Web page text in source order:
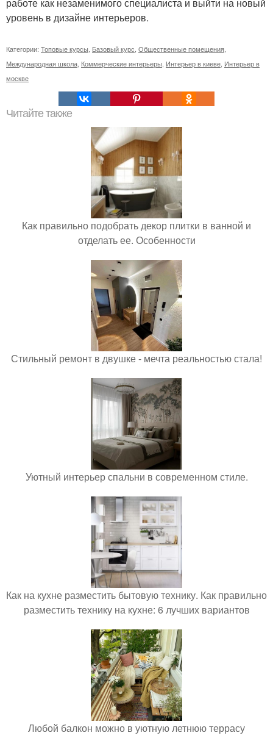
работе как незаменимого специалиста и выйти на новый
уровень в дизайне интерьеров.
Категории: Топовые курсы, Базовый курс, Общественные помещения,
Международная школа, Коммерческие интерьеры, Интерьер в киеве, Интерьер в
москве
Читайте также
Как правильно подобрать декор плитки в ванной и
отделать ее. Особенности
Стильный ремонт в двушке - мечта реальностью стала!
Уютный интерьер спальни в современном стиле.
Как на кухне разместить бытовую технику. Как правильно
разместить технику на кухне: 6 лучших вариантов
Любой балкон можно в уютную летнюю террасу